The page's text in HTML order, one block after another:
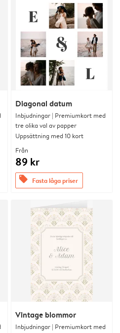
Diagonal datum
Inbjudningar | Premiumkort med
tre olika val av papper
Uppsättning med 10 kort
Från
89 kr
offers Fasta låga priser
Vintage blommor
Inbjudningar | Premiumkort med